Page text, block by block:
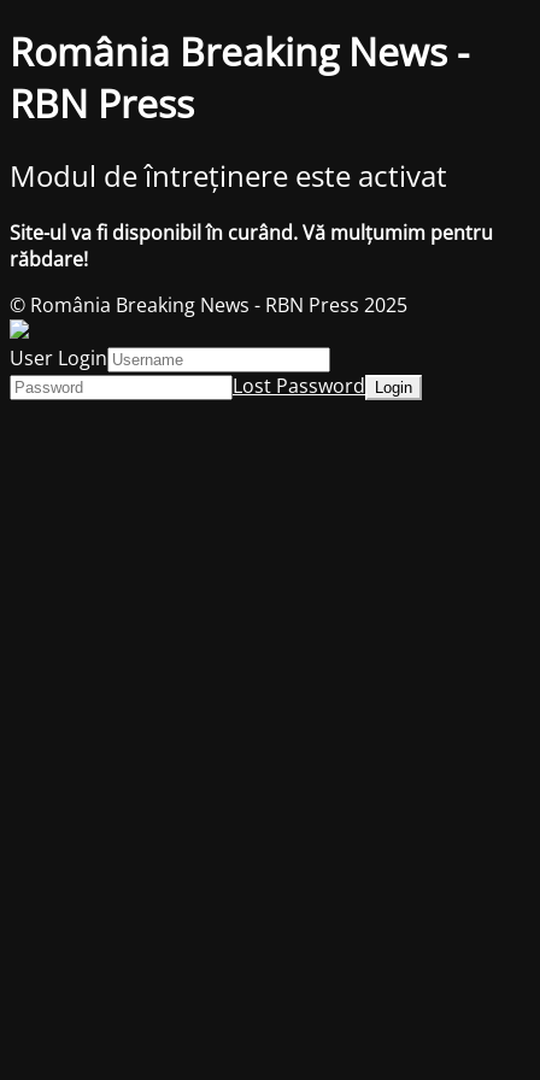
România Breaking News -
RBN Press
Modul de întreținere este activat
Site-ul va fi disponibil în curând. Vă mulțumim pentru
răbdare!
© România Breaking News - RBN Press 2025
User Login
Lost Password